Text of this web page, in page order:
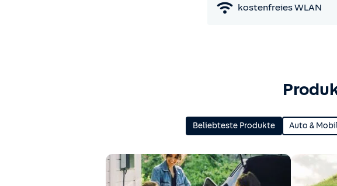
kostenfreies WLAN
Beliebteste Produkte Auto &